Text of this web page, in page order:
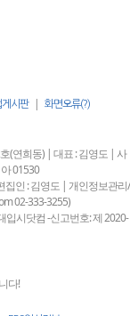
시판| 화면오류(?)
(연희동) | 대표 : 김영도 | 사
01530
집인 : 김영도 | 개인정보관리/
02-333-3255)
시닷컴 -신고번호: 제 2020-
다!